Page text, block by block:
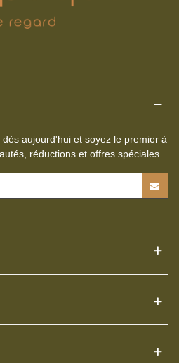
aujourd'hui et soyez le premier à
réductions et offres spéciales.